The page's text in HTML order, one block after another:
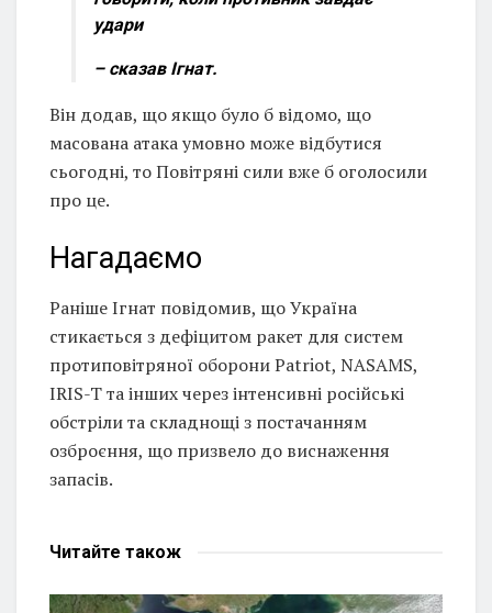
удари
– сказав Ігнат.
Він додав, що якщо було б відомо, що
масована атака умовно може відбутися
сьогодні, то Повітряні сили вже б оголосили
про це.
Нагадаємо
Раніше Ігнат повідомив, що Україна
стикається з дефіцитом ракет для систем
протиповітряної оборони Patriot, NASAMS,
IRIS-T та інших через інтенсивні російські
обстріли та складнощі з постачанням
озброєння, що призвело до виснаження
запасів.
Читайте також